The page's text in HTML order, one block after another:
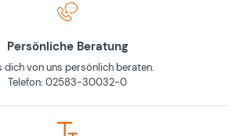
Persönliche Beratung
dich von uns persönlich beraten.
Telefon: 02583-30032-0